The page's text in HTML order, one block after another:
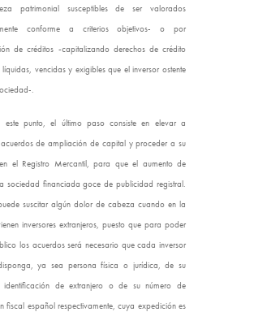
patrimonial susceptibles de ser valorados
conforme a criterios objetivos- o por
de créditos -capitalizando derechos de crédito
vencidas y exigibles que el inversor ostente
.
este punto, el último paso consiste en elevar a
de ampliación de capital y proceder a su
el Registro Mercantil, para que el aumento de
sociedad financiada goce de publicidad registral.
suscitar algún dolor de cabeza cuando en la
inversores extranjeros, puesto que para poder
los acuerdos será necesario que cada inversor
ya sea persona física o jurídica, de su
identificación de extranjero o de su número de
fiscal español respectivamente, cuya expedición es